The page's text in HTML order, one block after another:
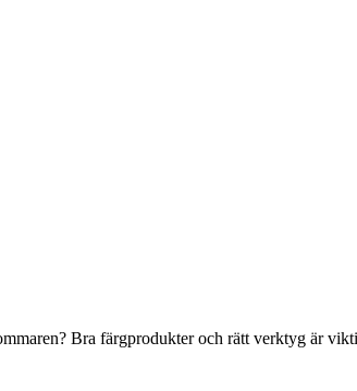
Bra färgprodukter och rätt verktyg är